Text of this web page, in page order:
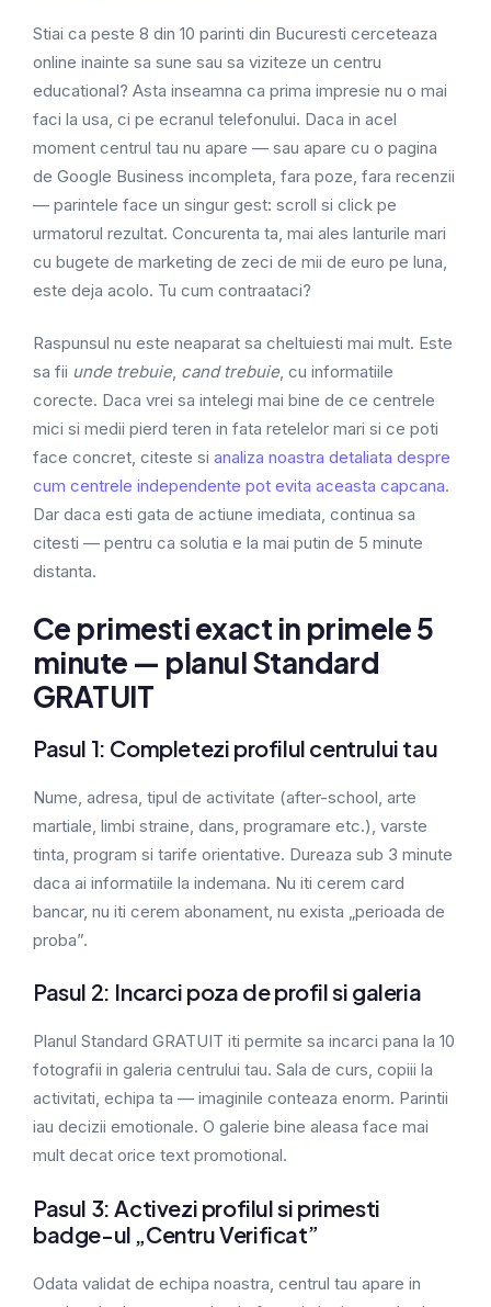
Stiai ca peste 8 din 10 parinti din Bucuresti cerceteaza
online inainte sa sune sau sa viziteze un centru
educational? Asta inseamna ca prima impresie nu o mai
faci la usa, ci pe ecranul telefonului. Daca in acel
moment centrul tau nu apare — sau apare cu o pagina
de Google Business incompleta, fara poze, fara recenzii
— parintele face un singur gest: scroll si click pe
urmatorul rezultat. Concurenta ta, mai ales lanturile mari
cu bugete de marketing de zeci de mii de euro pe luna,
este deja acolo. Tu cum contraataci?
Raspunsul nu este neaparat sa cheltuiesti mai mult. Este
sa fii unde trebuie, cand trebuie, cu informatiile
corecte. Daca vrei sa intelegi mai bine de ce centrele
mici si medii pierd teren in fata retelelor mari si ce poti
face concret, citeste si analiza noastra detaliata despre
cum centrele independente pot evita aceasta capcana.
Dar daca esti gata de actiune imediata, continua sa
citesti — pentru ca solutia e la mai putin de 5 minute
distanta.
Ce primesti exact in primele 5
minute — planul Standard
GRATUIT
Pasul 1: Completezi profilul centrului tau
Nume, adresa, tipul de activitate (after-school, arte
martiale, limbi straine, dans, programare etc.), varste
tinta, program si tarife orientative. Dureaza sub 3 minute
daca ai informatiile la indemana. Nu iti cerem card
bancar, nu iti cerem abonament, nu exista „perioada de
proba”.
Pasul 2: Incarci poza de profil si galeria
Planul Standard GRATUIT iti permite sa incarci pana la 10
fotografii in galeria centrului tau. Sala de curs, copiii la
activitati, echipa ta — imaginile conteaza enorm. Parintii
iau decizii emotionale. O galerie bine aleasa face mai
mult decat orice text promotional.
Pasul 3: Activezi profilul si primesti
badge-ul „Centru Verificat”
Odata validat de echipa noastra, centrul tau apare in